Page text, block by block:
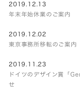
2019.12.13
年末年始休業のご案内
2019.12.02
東京事務所移転のご案内
2019.11.23
ドイツのデザイン賞「
せ